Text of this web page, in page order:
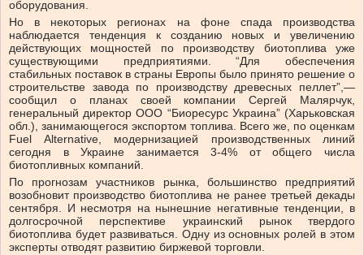
оборудования.
Но в некоторых регионах на фоне спада производства
наблюдается тенденция к созданию новых и увеличению
действующих мощностей по производству биотоплива уже
существующими предприятиями. “Для обеспечения
стабильных поставок в страны Европы было принято решение о
строительстве завода по производству древесных пеллет”,—
сообщил о планах своей компании Сергей Малярчук,
генеральный директор ООО “Биоресурс Украина” (Харьковская
обл.), занимающегося экспортом топлива. Всего же, по оценкам
Fuel Alternative, модернизацией производственных линий
сегодня в Украине занимается 3-4% от общего числа
биотопливных компаний.
По прогнозам участников рынка, большинство предприятий
возобновит производство биотоплива не ранее третьей декады
сентября. И несмотря на нынешние негативные тенденции, в
долгосрочной перспективе украинский рынок твердого
биотоплива будет развиваться. Одну из основных ролей в этом
эксперты отводят развитию биржевой торговли.